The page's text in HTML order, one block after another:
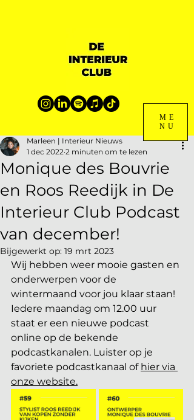
ME
NU
Monique des Bouvrie
en Roos Reedijk in De
Interieur Club Podcast
van december!
Marleen | Interieur Nieuws
1 dec 2022 2 minuten om te lezen
Bijgewerkt op: 19 mrt 2023
Wij hebben weer mooie gasten en
onderwerpen voor de
wintermaand voor jou klaar staan!
Iedere maandag om 12.00 uur
staat er een nieuwe podcast
online op de bekende
podcastkanalen. Luister op je
favoriete podcastkanaal of hier via
onze website.